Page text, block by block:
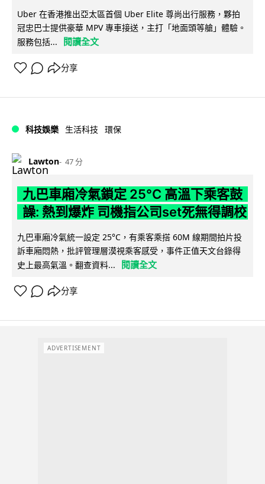
Uber 在香港推出亞太區首個 Uber Elite 尊尚出行服務，夥拍
冠忠巴士提供豪華 MPV 專車接送，主打「地面頭等艙」體驗。
服務包括...
閱讀全文
分享
科技娛樂 生活科技 環保
Lawton 47 分
九巴車廂冷氣鎖定 25°C 高溫下乘客鼓
譟: 熱到爆炸 司機指公司set死無得調校
九巴車廂冷氣統一設定 25°C，有乘客乘搭 60M 線期間拍片投
訴車廂悶熱，批評管理層漠視乘客感受，事件正值天文台錄得
史上最高氣溫。翻查資料...
閱讀全文
分享
ADVERTISEMENT